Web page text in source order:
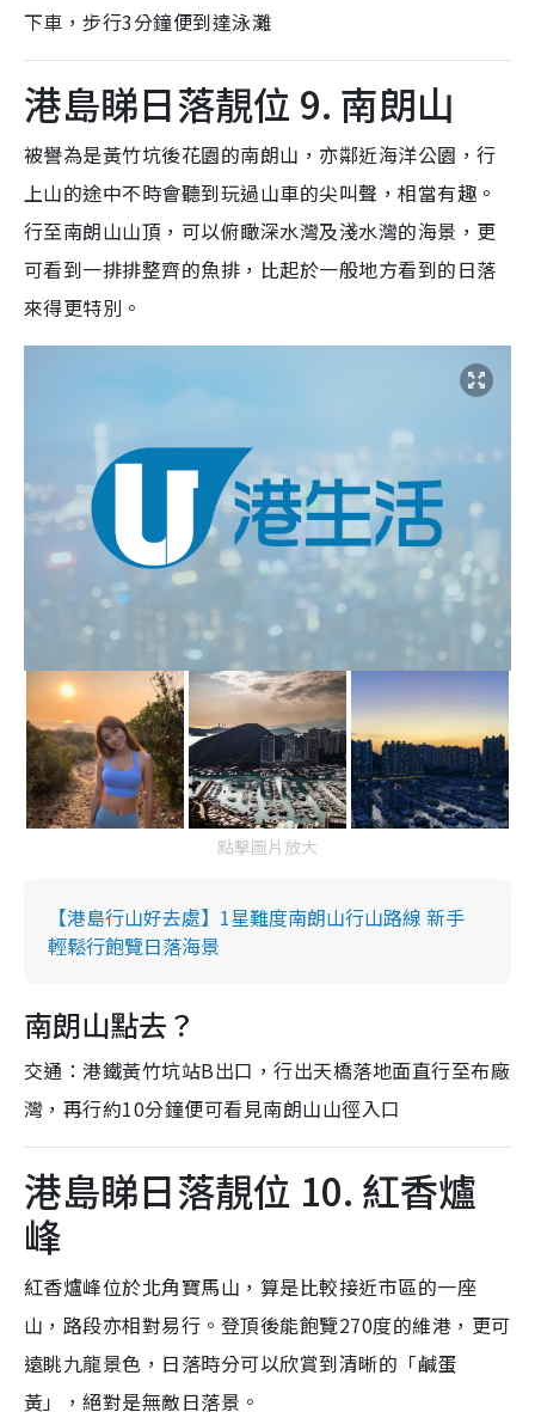
下車，步行3分鐘便到達泳灘
港島睇日落靚位 9. 南朗山
被譽為是黃竹坑後花園的南朗山，亦鄰近海洋公園，行
上山的途中不時會聽到玩過山車的尖叫聲，相當有趣。
行至南朗山山頂，可以俯瞰深水灣及淺水灣的海景，更
可看到一排排整齊的魚排，比起於一般地方看到的日落
來得更特別。
點擊圖片放大
【港島行山好去處】1星難度南朗山行山路線 新手
輕鬆行飽覽日落海景
南朗山點去？
交通：港鐵黃竹坑站B出口，行出天橋落地面直行至布廠
灣，再行約10分鐘便可看見南朗山山徑入口
港島睇日落靚位 10. 紅香爐
峰
紅香爐峰位於北角寶馬山，算是比較接近市區的一座
山，路段亦相對易行。登頂後能飽覽270度的維港，更可
遠眺九龍景色，日落時分可以欣賞到清晰的「鹹蛋
黃」，絕對是無敵日落景。